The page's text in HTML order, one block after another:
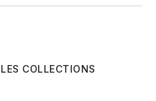
LES COLLECTIONS